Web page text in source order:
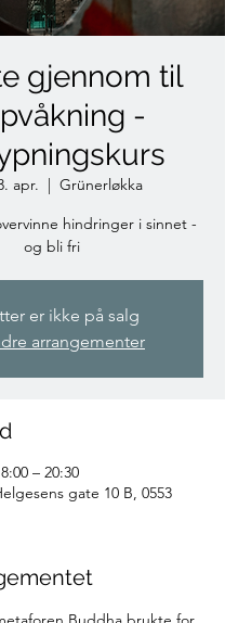
gjennom til
-
apr.
  |
Grünerløkka
hindringer i sinnet -
og bli fri
er ikke på salg
arrangementer
– 20:30
gate 10 B, 0553